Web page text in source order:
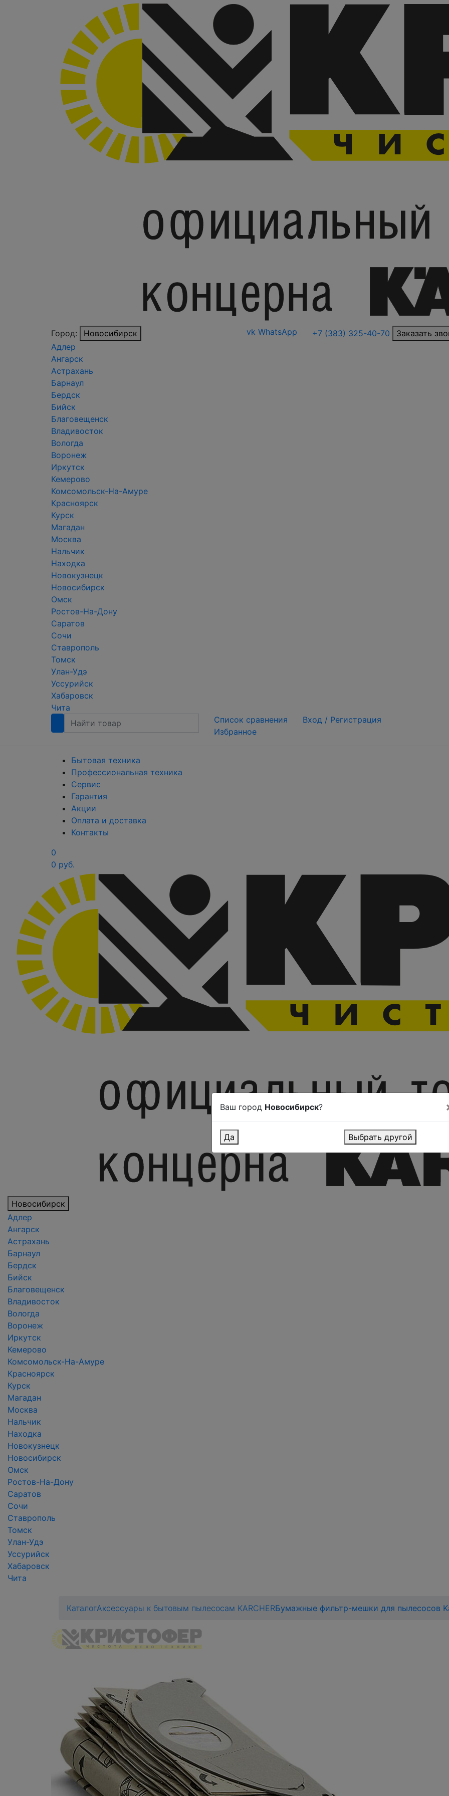
Город:
Новосибирск
Адлер
Ангарск
Астрахань
Барнаул
Бердск
Бийск
Благовещенск
Владивосток
Вологда
Воронеж
Иркутск
Кемерово
Комсомольск-На-Амуре
Красноярск
Курск
Магадан
Москва
Нальчик
Находка
Новокузнецк
Новосибирск
Омск
Ростов-На-Дону
Саратов
Сочи
Ставрополь
Томск
Улан-Удэ
Уссурийск
Хабаровск
Чита
vk WhatsApp +7 (383) 325-40-70 Заказать
Список сравнения
Избранное
Вход / Регистрация
Бытовая техника
Профессиональная техника
Сервис
Гарантия
Акции
Оплата и доставка
Контакты
0
0 руб.
Новосибирск
Адлер
Ангарск
Астрахань
Барнаул
Бердск
Бийск
Благовещенск
Владивосток
Вологда
Воронеж
Иркутск
Кемерово
Комсомольск-На-Амуре
Красноярск
Курск
Магадан
Москва
Нальчик
Находка
Новокузнецк
Новосибирск
Омск
Ростов-На-Дону
Саратов
Сочи
Ставрополь
Томск
Улан-Удэ
Уссурийск
Хабаровск
Чита
КаталогАксессуары к бытовым пылесосам KARCHERБумажные фильтр-мешки для пылесосов
Ваш город Новосибирск?
Да Выбрать другой